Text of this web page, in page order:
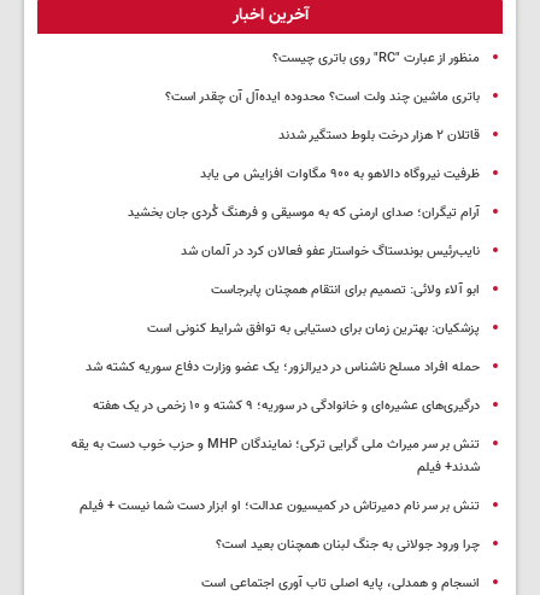
آخرین اخبار
منظور از عبارت "RC" روی باتری چیست؟
باتری ماشین چند ولت است؟ محدوده ایده‌آل آن چقدر است؟
قاتلان ۲ هزار درخت بلوط دستگیر شدند
ظرفیت نیروگاه دالاهو به ۹۰۰ مگاوات افزایش می یابد
آرام تیگران؛ صدای ارمنی که به موسیقی و فرهنگ کُردی جان بخشید
نایب‌رئیس بوندستاگ خواستار عفو فعالان کرد در آلمان شد
ابو آلاء ولائی: تصمیم برای انتقام همچنان پابرجاست
پزشکیان‌: بهترین زمان برای دستیابی به توافق شرایط کنونی است
حمله افراد مسلح ناشناس در دیرالزور؛ یک عضو وزارت دفاع سوریه کشته شد
درگیری‌های عشیره‌ای و خانوادگی در سوریه؛ ۹ کشته و ۱۰ زخمی در یک هفته
تنش بر سر میراث ملی گرایی ترکی؛ نمایندگان MHP و حزب خوب دست به یقه
شدند+ فیلم
تنش بر سر نام دمیرتاش در کمیسیون عدالت؛ او ابزار دست شما نیست + فیلم
چرا ورود جولانی به جنگ لبنان همچنان بعید است؟
انسجام و همدلی، پایه اصلی تاب آوری اجتماعی است